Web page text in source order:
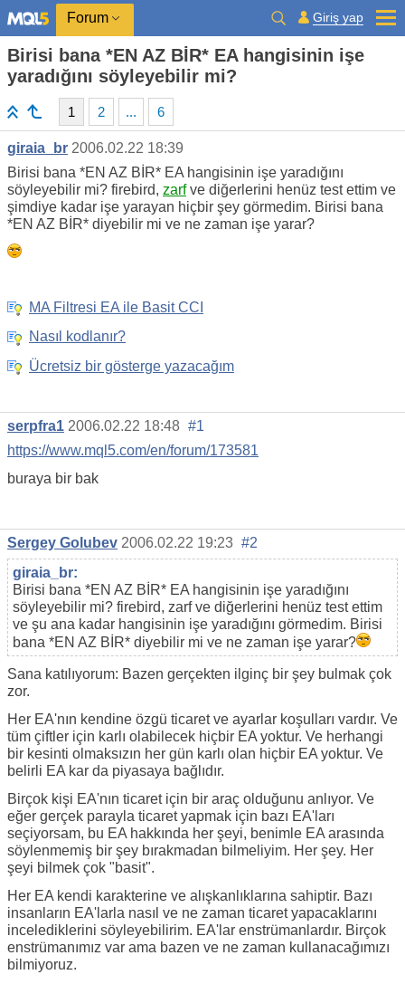
Forum Giriş yap
Birisi bana *EN AZ BİR* EA hangisinin işe
yaradığını söyleyebilir mi?
1 2 ... 6
giraia_br 2006.02.22 18:39
Birisi bana *EN AZ BİR* EA hangisinin işe yaradığını
söyleyebilir mi? firebird, zarfve diğerlerini henüz test ettim ve
şimdiye kadar işe yarayan hiçbir şey görmedim. Birisi bana
*EN AZ BİR* diyebilir mi ve ne zaman işe yarar?
MA Filtresi EA ile Basit CCI
Nasıl kodlanır?
Ücretsiz bir gösterge yazacağım
serpfra1 2006.02.22 18:48 #1
https://www.mql5.com/en/forum/173581
buraya bir bak
Sergey Golubev 2006.02.22 19:23 #2
giraia_br:
Birisi bana *EN AZ BİR* EA hangisinin işe yaradığını
söyleyebilir mi? firebird, zarf ve diğerlerini henüz test ettim
ve şu ana kadar hangisinin işe yaradığını görmedim. Birisi
bana *EN AZ BİR* diyebilir mi ve ne zaman işe yarar?
Sana katılıyorum: Bazen gerçekten ilginç bir şey bulmak çok
zor.
Her EA'nın kendine özgü ticaret ve ayarlar koşulları vardır. Ve
tüm çiftler için karlı olabilecek hiçbir EA yoktur. Ve herhangi
bir kesinti olmaksızın her gün karlı olan hiçbir EA yoktur. Ve
belirli EA kar da piyasaya bağlıdır.
Birçok kişi EA'nın ticaret için bir araç olduğunu anlıyor. Ve
eğer gerçek parayla ticaret yapmak için bazı EA'ları
seçiyorsam, bu EA hakkında her şeyi, benimle EA arasında
söylenmemiş bir şey bırakmadan bilmeliyim. Her şey. Her
şeyi bilmek çok "basit".
Her EA kendi karakterine ve alışkanlıklarına sahiptir. Bazı
insanların EA'larla nasıl ve ne zaman ticaret yapacaklarını
incelediklerini söyleyebilirim. EA'lar enstrümanlardır. Birçok
enstrümanımız var ama bazen ve ne zaman kullanacağımızı
bilmiyoruz.